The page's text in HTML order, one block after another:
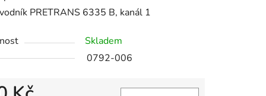
PRETRANS 6335 B, kanál 1
Skladem
0792-006